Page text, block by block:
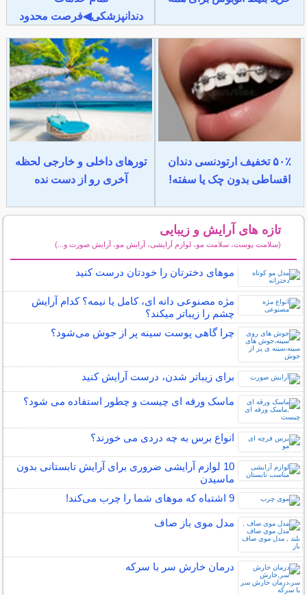
دندانپزشکی◀فرصت محدود
۵۰٪ تخفیف ارتودنسی دندان
اقساطی بدون چک یا سفته!
تورهای داخلی و خارجی لحظه
آخری رو از دست نده
تازه های آرایش و زیبایی
(سلامت پوست، سلامت مو، لوازم آرایشی، آرایش مو، آرایش صورت و...)
موهای دخترتان را خودتان درست کنید
مژه مصنوعی دانه ای، کامل یا نیمه؟ کدام آرایش
چشم را زیباتر میکند؟
چرا گاهی پوست سینه پر از جوش می‌شود؟
برای زیباتر شدن، درست آرایش کنید
ماسک ورقه ای چیست و چطور استفاده می شود؟
انواع برس به چه دردی می خورند؟
10 لوازم آرایشی ضروری برای آرایش تابستانی بدون
ماسیدن
9 اشتباه که موهای شما را چرب می‌کند!
مدل موی باز صاف
درمان خارش سر با سرکه